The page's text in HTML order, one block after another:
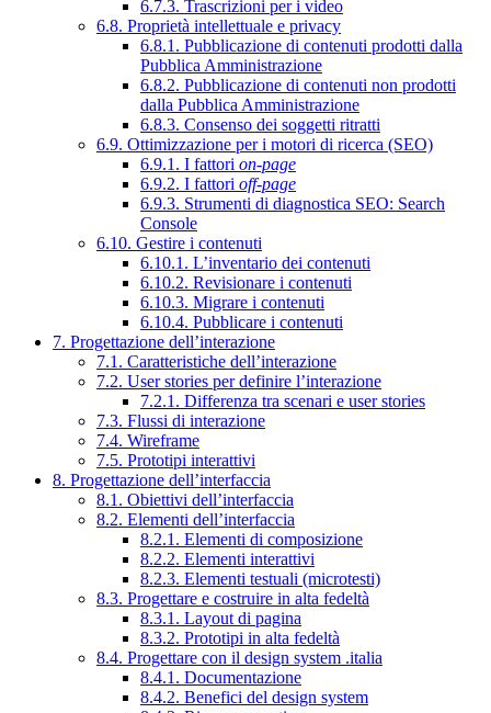
6.7.3. Trascrizioni per i video
6.8. Proprietà intellettuale e privacy
6.8.1. Pubblicazione di contenuti prodotti dalla
Pubblica Amministrazione
6.8.2. Pubblicazione di contenuti non prodotti
dalla Pubblica Amministrazione
6.8.3. Consenso dei soggetti ritratti
6.9. Ottimizzazione per i motori di ricerca (SEO)
6.9.1. I fattori on-page
6.9.2. I fattori off-page
6.9.3. Strumenti di diagnostica SEO: Search
Console
6.10. Gestire i contenuti
6.10.1. L’inventario dei contenuti
6.10.2. Revisionare i contenuti
6.10.3. Migrare i contenuti
6.10.4. Pubblicare i contenuti
7. Progettazione dell’interazione
7.1. Caratteristiche dell’interazione
7.2. User stories per definire l’interazione
7.2.1. Differenza tra scenari e user stories
7.3. Flussi di interazione
7.4. Wireframe
7.5. Prototipi interattivi
8. Progettazione dell’interfaccia
8.1. Obiettivi dell’interfaccia
8.2. Elementi dell’interfaccia
8.2.1. Elementi di composizione
8.2.2. Elementi interattivi
8.2.3. Elementi testuali (microtesti)
8.3. Progettare e costruire in alta fedeltà
8.3.1. Layout di pagina
8.3.2. Prototipi in alta fedeltà
8.4. Progettare con il design system .italia
8.4.1. Documentazione
8.4.2. Benefici del design system